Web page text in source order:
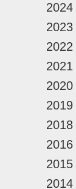
2024
2023
2022
2021
2020
2019
2018
2016
2015
2014